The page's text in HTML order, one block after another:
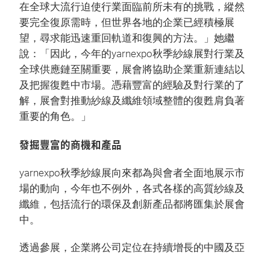
在全球大流行迫使行業面臨前所未有的挑戰，縱然
要完全復原需時，但世界各地的企業已經積極展
望，尋求能迅速重回軌道和復興的方法。」她繼
說：「因此，今年的yarnexpo秋季紗線展對行業及
全球供應鏈至關重要，展會將協助企業重新連結以
及把握復甦中市場。憑藉豐富的經驗及對行業的了
解，展會對推動紗線及纖維領域整體的復甦肩負著
重要的角色。」
發掘豐富的商機和產品
yarnexpo秋季紗線展向來都為與會者全面地展示市
場的動向，今年也不例外，各式各樣的高質紗線及
纖維，包括流行的環保及創新產品都將匯集於展會
中。
透過參展，企業將公司定位在持續增長的中國及亞